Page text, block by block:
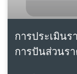
การประเมินร
การปันส่วนร